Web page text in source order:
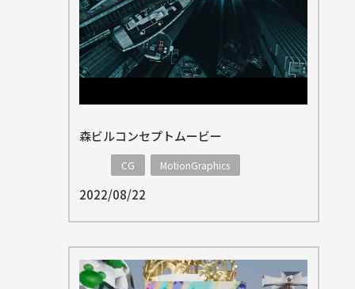
森ビルコンセプトムービー
CG MotionGraphics
2022/08/22